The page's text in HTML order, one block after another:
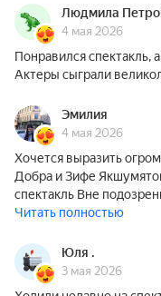
Людмила
4 мая 2026
Понравился спектакль,
Актеры сыграли
Эмилия
4 мая 2026
Хочется выразить
Добра и Зифе
спектакль Вне
Читать полностью
Юля .
3 мая 2026